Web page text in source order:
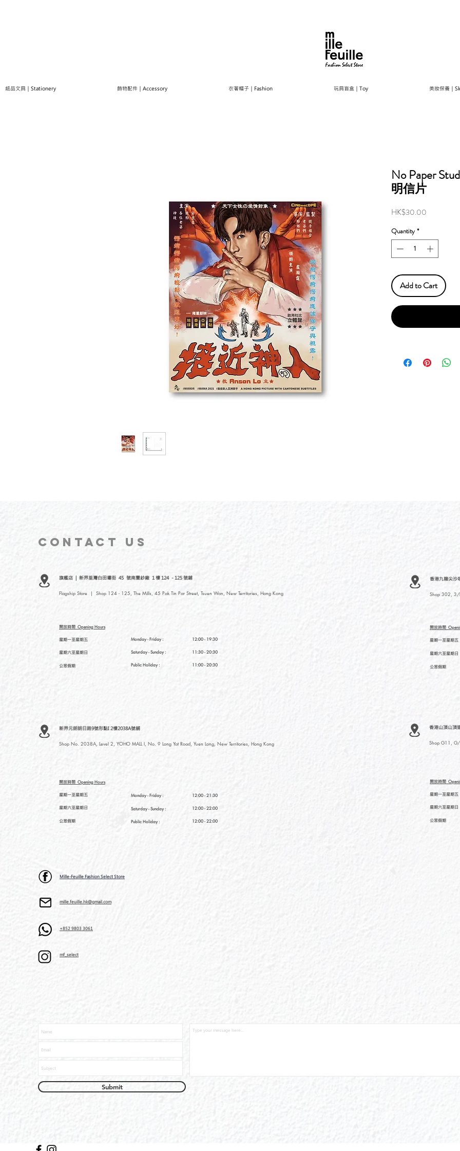
紙品文具｜Stationery 飾物配件｜Accessory 衣著帽子｜Fashion 玩具盲盒｜Toy 美妝保養｜
No Paper
明信片
HK$30.00
Quantity *
Add to Cart
CONTACT US
旗艦店 | 新界荃灣白田壩街 45 號南豐紗廠 1 樓 124 - 125 號鋪
Flagship Store | Shop 124 - 125, The Mills, 45 Pak Tin Par Street, Tsuen Wan, New Territories, Hong Kong
開放時間 Opening Hours
星期一至星期五
星期六至星期日
公眾假期
Monday - Friday :
Saturday- Sunday :
Public Holiday :
12:00 - 19:30
11:30 - 20:30
11:00 - 20:30
新界元朗朗日路9號形點I 2樓2038A號舖
Shop No. 2038A, Level 2, YOHO MALL I, No. 9 Long Yat Road, Yuen Long, New Territories, Hong Kong
開放時間 Opening Hours
星期一至星期五
星期六至星期日
公眾假期
Monday - Friday :
Saturday- Sunday :
Public Holiday :
12:00 - 21:30
12:00 - 22:00
12:00 - 22:00
香港九龍尖沙
Shop 302, 3/
開放時間
星期一至星期五
星期六至星期日
公眾假期
香港山頂山頂
Shop G11, G/
開放時間
星期一至星期五
星期六至星期日
公眾假期
Mille-Feuille Fashion Select Store
mille.feuille.hk@gmail.com
+852 9803 3061
mf_select
Submit